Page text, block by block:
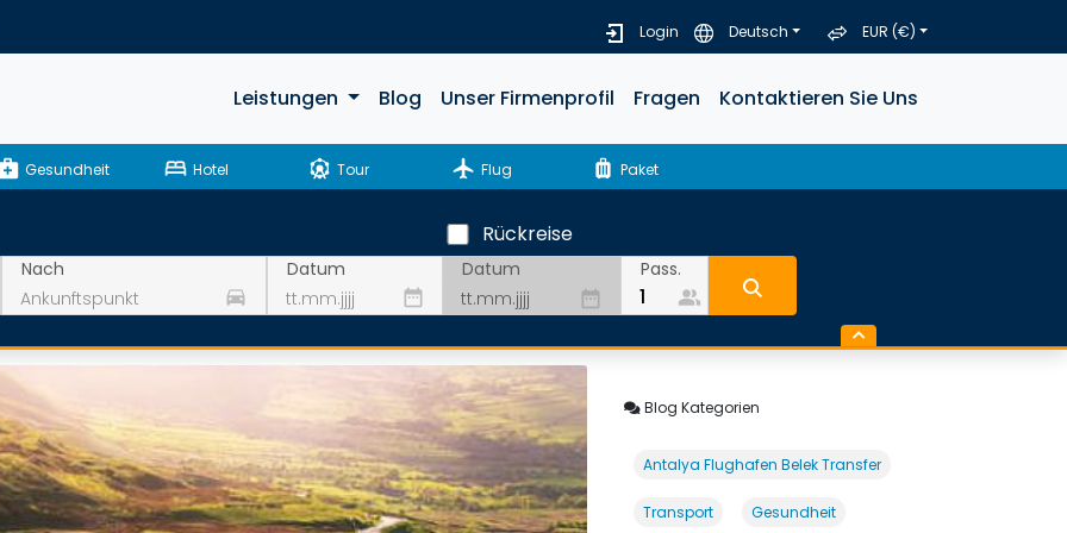
Login Deutsch EUR (€)
Leistungen Blog Unser Firmenprofil Fragen Kontaktieren Sie Uns
Gesundheit bed Hotel attractions Tour flight Flug luggage Paket
Nach
drive_eta
Datum
date_range
Rückreise
Datum
date_range
Pass.
people_alt
Blog Kategorien
Antalya Flughafen Belek Transfer
Transport Gesundheit